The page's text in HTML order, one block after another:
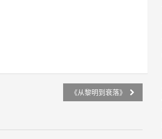
《从黎明到衰落》